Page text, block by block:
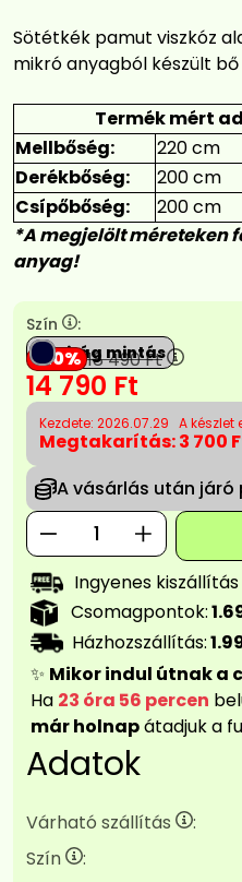
Sötétkék pamut viszkóz
mikró anyagból készült bő
Termék mért
Mellbőség:
220 cm
Derékbőség:
200 cm
Csípőbőség:
200 cm
*A megjelölt méreteken
anyag!
Szín
:
Virág mintás
20 18 490Ft
14 790 Ft
Kezdete: 2026.07.29 A készlet
Megtakarítás:3 700
A vásárlás után járó
Ingyenes kiszállítás
Csomagpontok:
Házhozszállítás:
✨ Mikor indul útnak a
Ha 23 óra 56 percen
már holnapátadjuk a
Adatok
Várható szállítás :
Szín
: